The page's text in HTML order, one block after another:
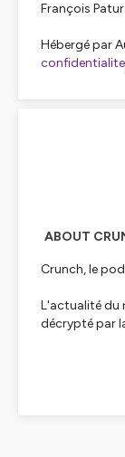
François
Hébergé par
confidentialite
ABOUT
Crunch, le
L'actualité du
décrypté par
avec des